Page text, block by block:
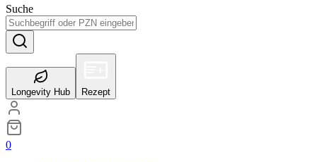
Suche
Longevity Hub Rezept
0